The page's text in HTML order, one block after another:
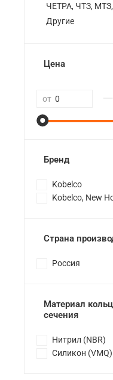
ЧЕТРА, ЧТЗ,
Другие
Цена
от
Бренд
Kobelco
Kobelco, New
Страна
Россия
Материал
сечения
Нитрил (NBR)
Силикон (VMQ)